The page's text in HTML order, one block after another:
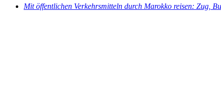
Mit öffentlichen Verkehrsmitteln durch Marokko reisen: Zug,